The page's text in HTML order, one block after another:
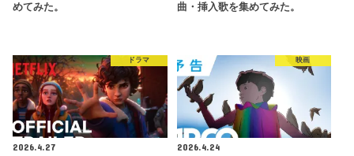
めてみた。
曲・挿入歌を集めてみた。
ドラマ
2026.4.27
映画
2026.4.24